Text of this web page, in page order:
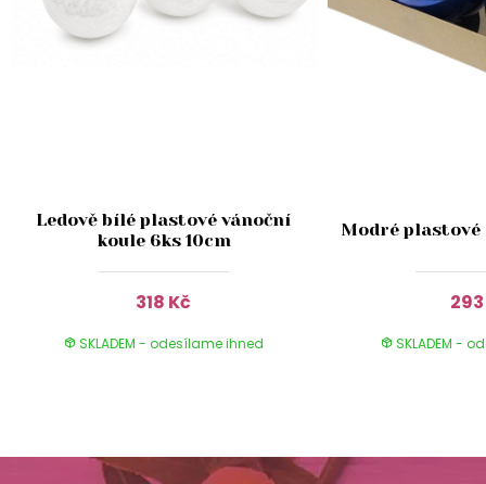
Ledově bílé plastové vánoční
koule 6ks 10cm
318 Kč
SKLADEM - odesílame ihned
Modré plastové
SKLADEM -